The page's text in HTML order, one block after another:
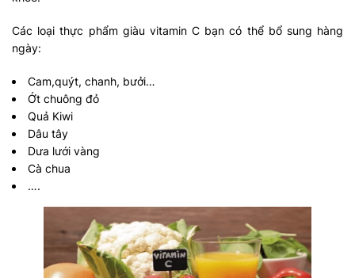
Các loại thực phẩm giàu vitamin C bạn có thể bổ sung hàng
ngày:
Cam,quýt, chanh, bưởi…
Ớt chuông đỏ
Quả Kiwi
Dâu tây
Dưa lưới vàng
Cà chua
….